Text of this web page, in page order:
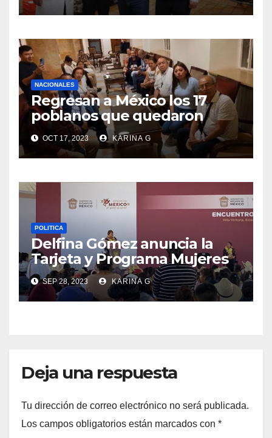
NACIONALES
Regresan a México los 17
poblanos que quedaron
atrapados en Israel
OCT 17, 2023 KARINA G
POLITICA
Delfina Gómez anuncia la
Tarjeta y Programa Mujeres
con Bienestar
SEP 28, 2023 KARINA G
Deja una respuesta
Tu dirección de correo electrónico no será publicada.
Los campos obligatorios están marcados con *